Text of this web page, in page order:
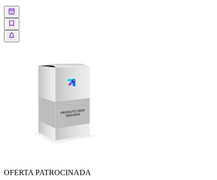
OFERTA PATROCINADA